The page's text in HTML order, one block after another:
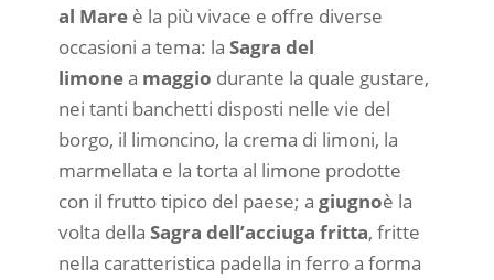
al Mareè la più vivace e offre diverse
occasioni a tema: la Sagra del
limonea maggio durante la quale gustare,
nei tanti banchetti disposti nelle vie del
borgo, il limoncino, la crema di limoni, la
marmellata e la torta al limone prodotte
con il frutto tipico del paese; a giugnoè la
volta della Sagra dell’acciuga fritta, fritte
nella caratteristica padella in ferro a forma